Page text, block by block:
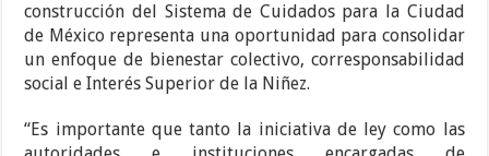
construcción del Sistema de Cuidados para la Ciudad
de México representa una oportunidad para consolidar
un enfoque de bienestar colectivo, corresponsabilidad
social e Interés Superior de la Niñez.
“Es importante que tanto la iniciativa de ley como las